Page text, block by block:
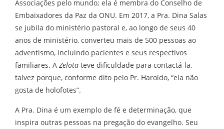
Associações pelo mundo; ela é membra do Conselho de
Embaixadores da Paz da ONU. Em 2017, a Pra. Dina Salas
se jubila do ministério pastoral e, ao longo de seus 40
anos de ministério, converteu mais de 500 pessoas ao
adventismo, incluindo pacientes e seus respectivos
familiares. A Zelota teve dificuldade para contactá-la,
talvez porque, conforme dito pelo Pr. Haroldo, “ela não
gosta de holofotes”.
A Pra. Dina é um exemplo de fé e determinação, que
inspira outras pessoas na pregação do evangelho. Seu